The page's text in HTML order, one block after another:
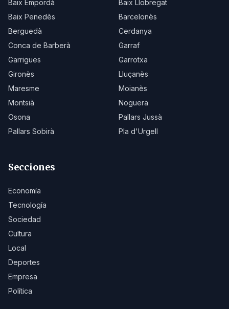
Baix Empordà
Baix Llobregat
Baix Penedès
Barcelonès
Berguedà
Cerdanya
Conca de Barberà
Garraf
Garrigues
Garrotxa
Gironès
Lluçanès
Maresme
Moianès
Montsià
Noguera
Osona
Pallars Jussà
Pallars Sobirà
Pla d'Urgell
Secciones
Economía
Tecnología
Sociedad
Cultura
Local
Deportes
Empresa
Política